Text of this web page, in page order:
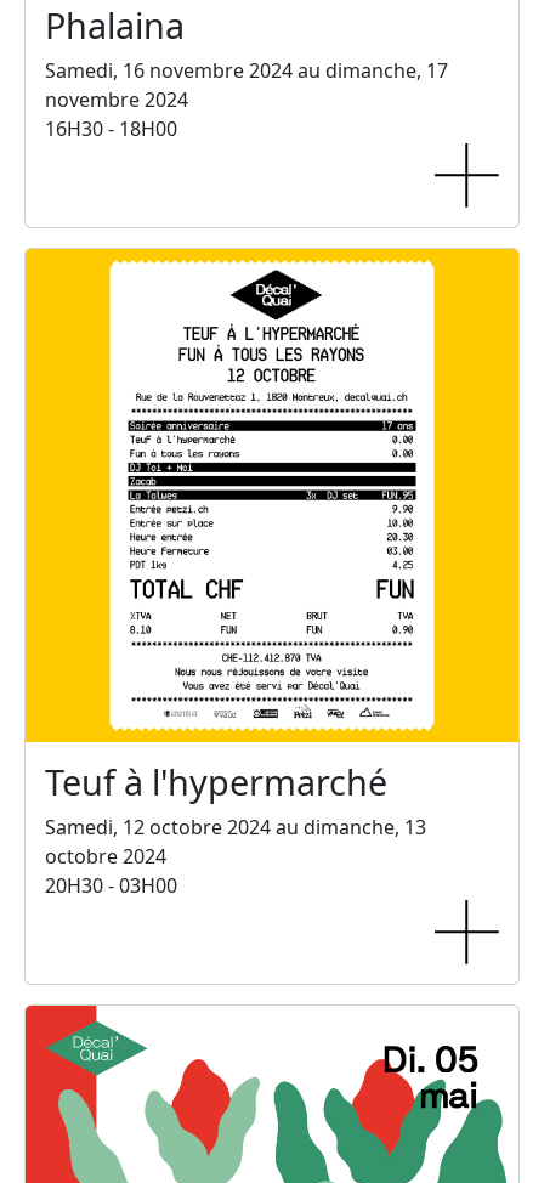
Phalaina
Samedi, 16 novembre 2024 au dimanche, 17
novembre 2024
16H30 - 18H00
Teuf à l'hypermarché
Samedi, 12 octobre 2024 au dimanche, 13
octobre 2024
20H30 - 03H00